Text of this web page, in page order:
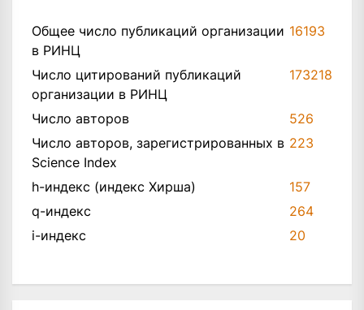
Общее число публикаций организации
в РИНЦ
16193
Число цитирований публикаций
организации в РИНЦ
173218
Число авторов
526
Число авторов, зарегистрированных в
Science Index
223
h-индекс (индекс Хирша)
157
q-индекс
264
i-индекс
20